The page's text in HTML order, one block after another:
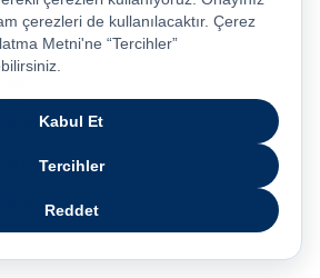
Max
Max